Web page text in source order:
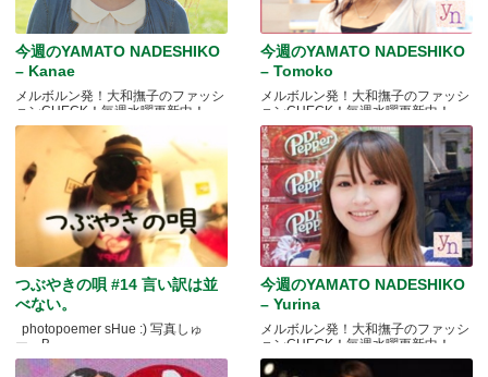
今週のYAMATO NADESHIKO
– Kanae
メルボルン発！大和撫子のファッシ
ョンCHECK！毎週水曜更新中！
今週のYAMATO NADESHIKO
– Tomoko
メルボルン発！大和撫子のファッシ
ョンCHECK！毎週水曜更新中！
つぶやきの唄 #14 言い訳は並
べない。
photopoemer sHue :) 写真しゅ
ー。B.....
今週のYAMATO NADESHIKO
– Yurina
メルボルン発！大和撫子のファッシ
ョンCHECK！毎週水曜更新中！